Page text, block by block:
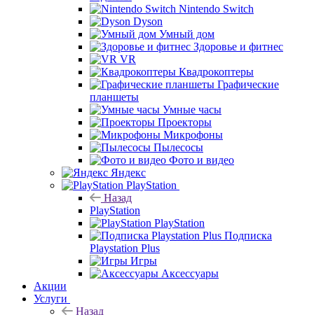
Nintendo Switch
Dyson
Умный дом
Здоровье и фитнес
VR
Квадрокоптеры
Графические
планшеты
Умные часы
Проекторы
Микрофоны
Пылесосы
Фото и видео
Яндекс
PlayStation
Назад
PlayStation
PlayStation
Подписка
Playstation Plus
Игры
Аксессуары
Акции
Услуги
Назад